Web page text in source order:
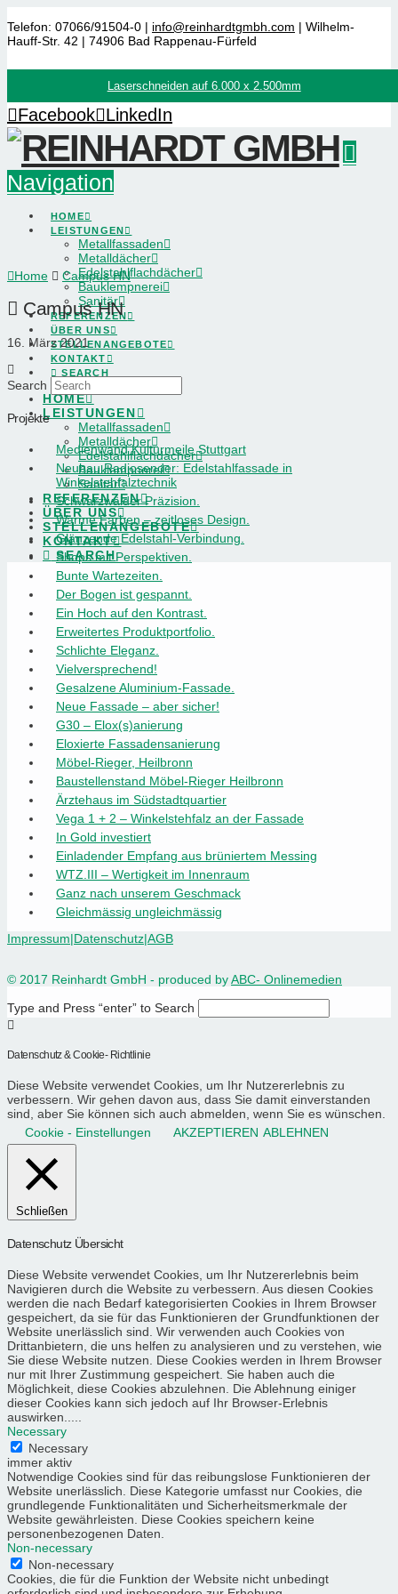
Telefon: 07066/91504-0 | info@reinhardtgmbh.com | Wilhelm-
Hauff-Str. 42 | 74906 Bad Rappenau-Fürfeld
Laserschneiden auf 6.000 x 2.500mm
Facebook LinkedIn
Navigation
HOME
LEISTUNGEN
Metallfassaden
Metalldächer
Edelstahlflachdächer
Bauklempnerei
Sanitär
REFERENZEN
ÜBER UNS
STELLENANGEBOTE
KONTAKT
SEARCH
HOME
LEISTUNGEN
Metallfassaden
Metalldächer
Edelstahlflachdächer
Bauklempnerei
Sanitär
REFERENZEN
ÜBER UNS
STELLENANGEBOTE
KONTAKT
SEARCH
Home Campus HN
Campus HN
16. März 2021
Search
Projekte
Medienwand Kulturmeile Stuttgart
Neubau Radiosender: Edelstahlfassade in
Winkelstehfalztechnik
Schwarzwälder Präzision.
Warme Farben – zeitloses Design.
Glänzende Edelstahl-Verbindung.
Shops mit Perspektiven.
Bunte Wartezeiten.
Der Bogen ist gespannt.
Ein Hoch auf den Kontrast.
Erweitertes Produktportfolio.
Schlichte Eleganz.
Vielversprechend!
Gesalzene Aluminium-Fassade.
Neue Fassade – aber sicher!
G30 – Elox(s)anierung
Eloxierte Fassadensanierung
Möbel-Rieger, Heilbronn
Baustellenstand Möbel-Rieger Heilbronn
Ärztehaus im Südstadtquartier
Vega 1 + 2 – Winkelstehfalz an der Fassade
In Gold investiert
Einladender Empfang aus brüniertem Messing
WTZ.III – Wertigkeit im Innenraum
Ganz nach unserem Geschmack
Gleichmässig ungleichmässig
Impressum|Datenschutz|AGB
© 2017 Reinhardt GmbH - produced byABC- Onlinemedien
Type and Press “enter” to Search
Datenschutz & Cookie- Richtlinie
Diese Website verwendet Cookies, um Ihr Nutzererlebnis zu
verbessern. Wir gehen davon aus, dass Sie damit einverstanden
sind, aber Sie können sich auch abmelden, wenn Sie es wünschen.
Cookie - Einstellungen
AKZEPTIEREN ABLEHNEN
Schließen
Datenschutz Übersicht
Diese Website verwendet Cookies, um Ihr Nutzererlebnis beim
Navigieren durch die Website zu verbessern. Aus diesen Cookies
werden die nach Bedarf kategorisierten Cookies in Ihrem Browser
gespeichert, da sie für das Funktionieren der Grundfunktionen der
Website unerlässlich sind. Wir verwenden auch Cookies von
Drittanbietern, die uns helfen zu analysieren und zu verstehen, wie
Sie diese Website nutzen. Diese Cookies werden in Ihrem Browser
nur mit Ihrer Zustimmung gespeichert. Sie haben auch die
Möglichkeit, diese Cookies abzulehnen. Die Ablehnung einiger
dieser Cookies kann sich jedoch auf Ihr Browser-Erlebnis
auswirken.....
Necessary
Necessary
immer aktiv
Notwendige Cookies sind für das reibungslose Funktionieren der
Website unerlässlich. Diese Kategorie umfasst nur Cookies, die
grundlegende Funktionalitäten und Sicherheitsmerkmale der
Website gewährleisten. Diese Cookies speichern keine
personenbezogenen Daten.
Non-necessary
Non-necessary
Cookies, die für die Funktion der Website nicht unbedingt